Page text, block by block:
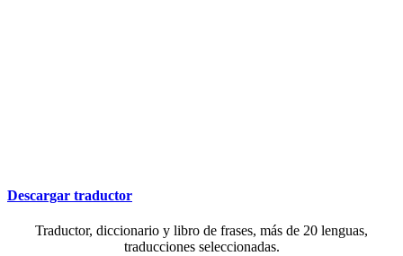
Descargar traductor
Traductor, diccionario y libro de frases, más de 20 lenguas,
traducciones seleccionadas.